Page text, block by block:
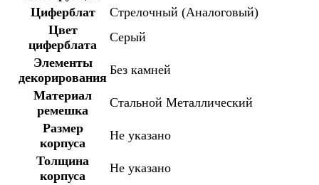
Циферблат
Стрелочный (Аналоговый)
Цвет
циферблата
Серый
Элементы
декорирования
Без камней
Материал
ремешка
Стальной Металлический
Размер
корпуса
Не указано
Толщина
корпуса
Не указано